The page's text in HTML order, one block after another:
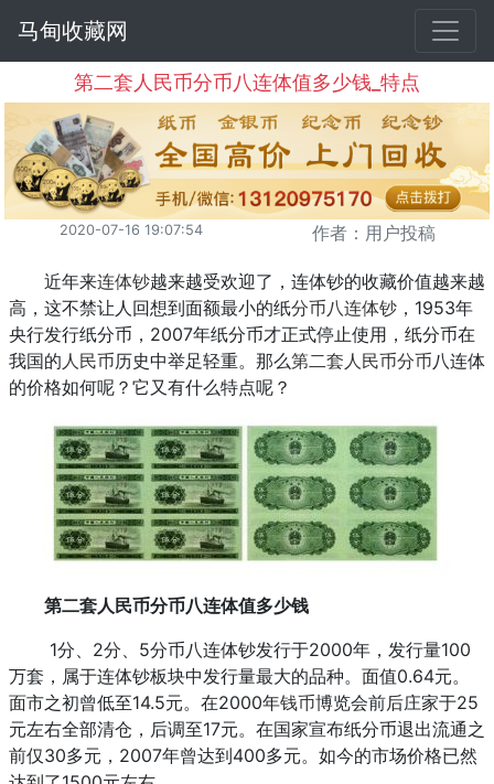
马甸收藏网
第二套人民币分币八连体值多少钱_特点
2020-07-16 19:07:54 作者：用户投稿
近年来连体钞越来越受欢迎了，连体钞的收藏价值越来越
高，这不禁让人回想到面额最小的纸分币八连体钞 ，1953年
央行发行纸分币，2007年纸分币才正式停止使用，纸分币在
我国的 人民币历史中举足轻重。那么第二套人民币分币八连体
的价格如何呢？它又有什么特点呢？
第二套人民币分币八连体值多少钱
1分、2分、5分币八连体钞发行于2000年，发行量100
万套，属于连体钞板块中发行量最大的品种。面值0.64元。
面市之初曾低至14.5元。在2000年钱币博览会前后庄家于25
元左右全部清仓，后调至17元。在国家宣布纸分币退出流通之
前仅30多元，2007年曾达到400多元。如今的市场价格已然